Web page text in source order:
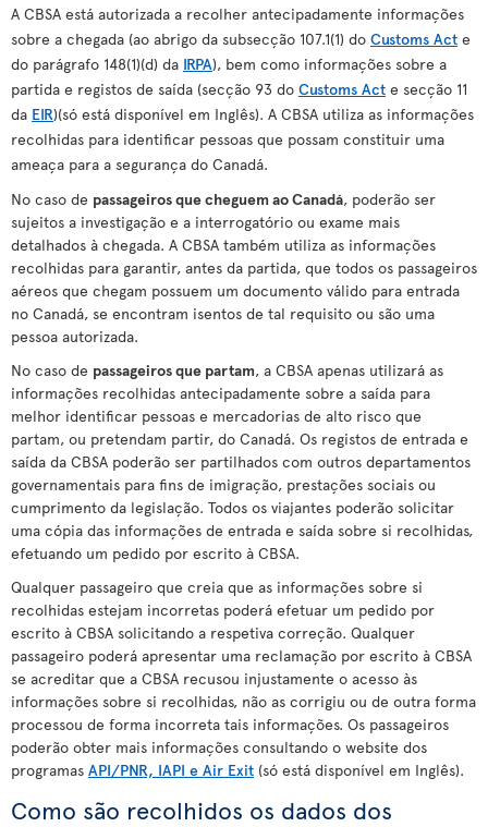
A CBSA está autorizada a recolher antecipadamente informações
sobre a chegada (ao abrigo da subsecção 107.1(1) do Customs Act e
do parágrafo 148(1)(d) da IRPA), bem como informações sobre a
partida e registos de saída (secção 93 do Customs Act e secção 11
da EIR)(só está disponível em Inglês). A CBSA utiliza as informações
recolhidas para identificar pessoas que possam constituir uma
ameaça para a segurança do Canadá.
No caso de passageiros que cheguem ao Canadá, poderão ser
sujeitos a investigação e a interrogatório ou exame mais
detalhados à chegada. A CBSA também utiliza as informações
recolhidas para garantir, antes da partida, que todos os passageiros
aéreos que chegam possuem um documento válido para entrada
no Canadá, se encontram isentos de tal requisito ou são uma
pessoa autorizada.
No caso de passageiros que partam, a CBSA apenas utilizará as
informações recolhidas antecipadamente sobre a saída para
melhor identificar pessoas e mercadorias de alto risco que
partam, ou pretendam partir, do Canadá. Os registos de entrada e
saída da CBSA poderão ser partilhados com outros departamentos
governamentais para fins de imigração, prestações sociais ou
cumprimento da legislação. Todos os viajantes poderão solicitar
uma cópia das informações de entrada e saída sobre si recolhidas,
efetuando um pedido por escrito à CBSA.
Qualquer passageiro que creia que as informações sobre si
recolhidas estejam incorretas poderá efetuar um pedido por
escrito à CBSA solicitando a respetiva correção. Qualquer
passageiro poderá apresentar uma reclamação por escrito à CBSA
se acreditar que a CBSA recusou injustamente o acesso às
informações sobre si recolhidas, não as corrigiu ou de outra forma
processou de forma incorreta tais informações. Os passageiros
poderão obter mais informações consultando o website dos
programas API/PNR, IAPI e Air Exit (só está disponível em Inglês).
Como são recolhidos os dados dos